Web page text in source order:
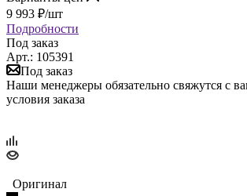
9 993 ₽/шт
Подробности
Под заказ
Арт.: 105391
Под заказ
Наши менеджеры обязательно свяжутся с
условия заказа
Оригинал